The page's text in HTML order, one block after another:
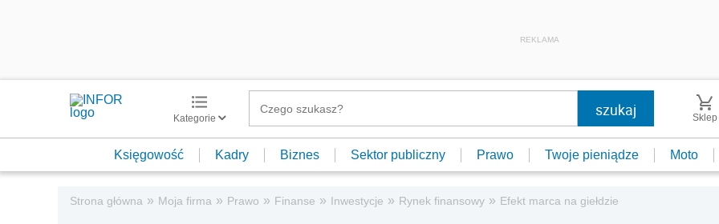
REKLAMA
Kategorie Sklep
Księgowość Kadry Biznes Sektor publiczny Prawo Twoje pieniądze Moto
Strona główna » Moja firma » Prawo » Finanse » Inwestycje » Rynek finansowy » Efekt marca na giełdzie